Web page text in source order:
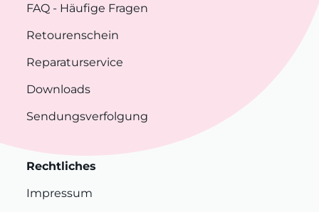
FAQ - Häufige Fragen
Retourenschein
Reparaturservice
Downloads
Sendungsverfolgung
Rechtliches
Impressum